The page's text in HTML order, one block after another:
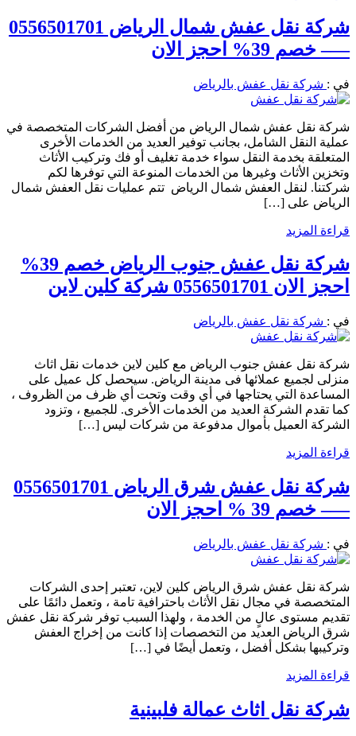
شركة نقل عفش شمال الرياض 0556501701
—– خصم 39% احجز الان
في : شركة نقل عفش بالرياض
شركة نقل عفش شمال الرياض من أفضل الشركات المتخصصة في
عملية النقل الشامل، بجانب توفير العديد من الخدمات الأخرى
المتعلقة بخدمة النقل سواء خدمة تغليف أو فك وتركيب الأثاث
وتخزين الأثاث وغيرها من الخدمات المنوعة التي توفرها لكم
شركتنا. لنقل العفش شمال الرياض تتم عمليات نقل العفش شمال
الرياض على […]
قراءة المزيد
شركة نقل عفش جنوب الرياض خصم 39%
احجز الان 0556501701 شركة كلين لاين
في : شركة نقل عفش بالرياض
شركة نقل عفش جنوب الرياض مع كلين لاين خدمات نقل اثاث
منزلى لجميع عملائها فى مدينة الرياض. سيحصل كل عميل على
المساعدة التي يحتاجها في أي وقت وتحت أي ظرف من الظروف ،
كما تقدم الشركة العديد من الخدمات الأخرى. للجميع ، وتزود
الشركة العميل بأموال مدفوعة من شركات ليس […]
قراءة المزيد
شركة نقل عفش شرق الرياض 0556501701
—– خصم 39 % احجز الان
في : شركة نقل عفش بالرياض
شركة نقل عفش شرق الرياض كلين لاين، تعتبر إحدى الشركات
المتخصصة في مجال نقل الأثاث باحترافية تامة ، وتعمل دائمًا على
تقديم مستوى عالٍ من الخدمة ، ولهذا السبب توفر شركة نقل عفش
شرق الرياض العديد من التخصصات إذا كانت من إخراج العفش
وتركيبها بشكل أفضل ، وتعمل أيضًا في […]
قراءة المزيد
شركة نقل اثاث عمالة فلبينية